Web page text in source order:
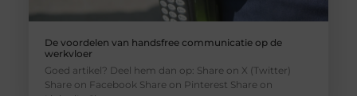
De voordelen van handsfree communicatie op de
werkvloer
Goed artikel? Deel hem dan op: Share on X (Twitter)
Share on Facebook Share on Pinterest Share on